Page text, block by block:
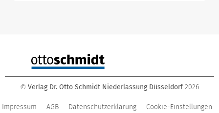
© Verlag Dr. Otto Schmidt Niederlassung Düsseldorf 2026
Impressum AGB Datenschutzerklärung
Cookie-Einstellungen